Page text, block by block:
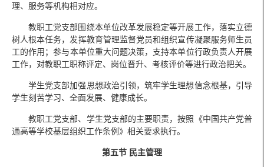
理、服务等机构相对应。
教职工党支部围绕本单位改革发展稳定等开展工作，落实立德
树人根本任务，发挥教育管理监督党员和组织宣传凝聚服务师生员
工的作用；参与本单位重大问题决策，支持本单位行政负责人开展
工作，对教职工职称评定、岗位晋升、考核评价等进行政治把关。
学生党支部加强思想政治引领，筑牢学生理想信念根基，引导
学生刻苦学习、全面发展、健康成长。
教职工党支部、学生党支部的主要职责，按照《中国共产党普
通高等学校基层组织工作条例》相关要求执行。
第五节 民主管理